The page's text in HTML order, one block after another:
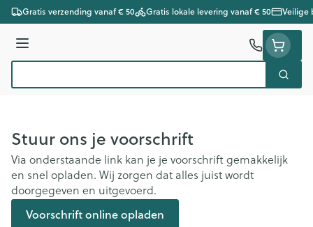
Ga naar de inhoud
Gratis verzending vanaf € 50 Gratis lokale levering vanaf € 50 Veilige
Menu
Zoek
Stuur ons je voorschrift
Via onderstaande link kan je je voorschrift gemakkelijk
en snel opladen. Wij zorgen dat alles juist wordt
doorgegeven en uitgevoerd.
Voorschrift online opladen